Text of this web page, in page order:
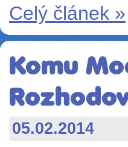
Celý článek »
Komu
05.02.2014